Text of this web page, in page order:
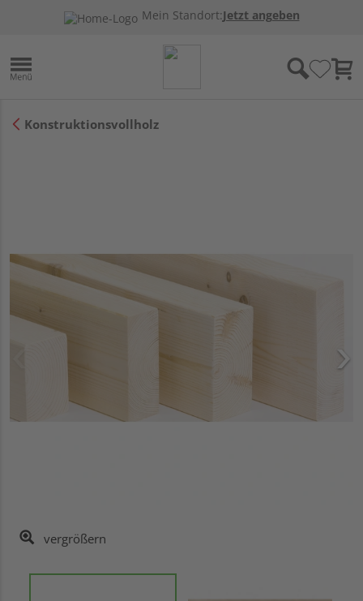
Mein Standort:Jetzt angeben
Konstruktionsvollholz
vergrößern